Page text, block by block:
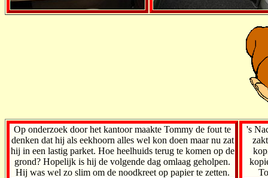
Op onderzoek door het kantoor maakte Tommy de fout te
denken dat hij als eekhoorn alles wel kon doen maar nu zat
hij in een lastig parket. Hoe heelhuids terug te komen op de
grond? Hopelijk is hij de volgende dag omlaag geholpen.
Hij was wel zo slim om de noodkreet op papier te zetten.
's